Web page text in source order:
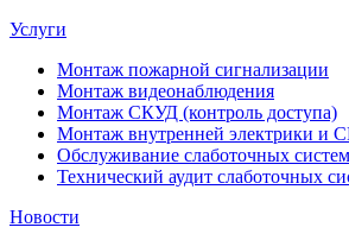
Услуги
Монтаж пожарной сигнализации
Монтаж видеонаблюдения
Монтаж СКУД (контроль доступа)
Монтаж внутренней электрики и
Обслуживание слаботочных
Технический аудит слаботочных
Новости